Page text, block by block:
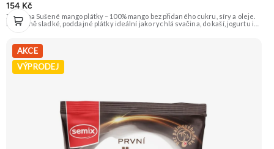
154 Kč
Zengana Sušené mango plátky – 100% mango bez přidaného cukru, síry a oleje.
Přirozeně sladké, poddajné plátky ideální jako rychlá svačina, do kaší, jogurtu i
AKCE
VÝPRODEJ